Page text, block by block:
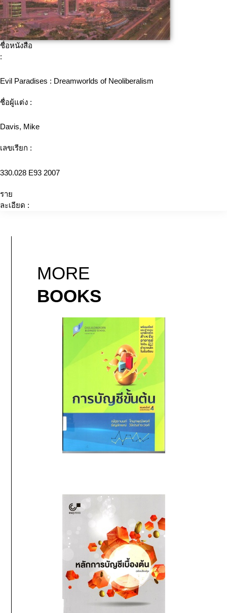
ชื่อหนังสือ
:
Evil Paradises : Dreamworlds of Neoliberalism
ชื่อผู้แต่ง :
Davis, Mike
เลขเรียก :
330.028 E93 2007
ราย
ละเอียด :
MORE
BOOKS